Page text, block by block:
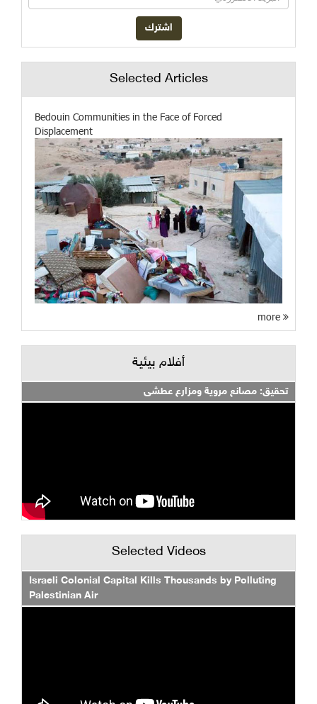
Selected Articles
Bedouin Communities in the Face of Forced
Displacement
أفلام بيئية
تحقيق: مصانع مروية ومزارع عطشى
Selected Videos
Israeli Colonial Capital Kills Thousands by Polluting
Palestinian Air